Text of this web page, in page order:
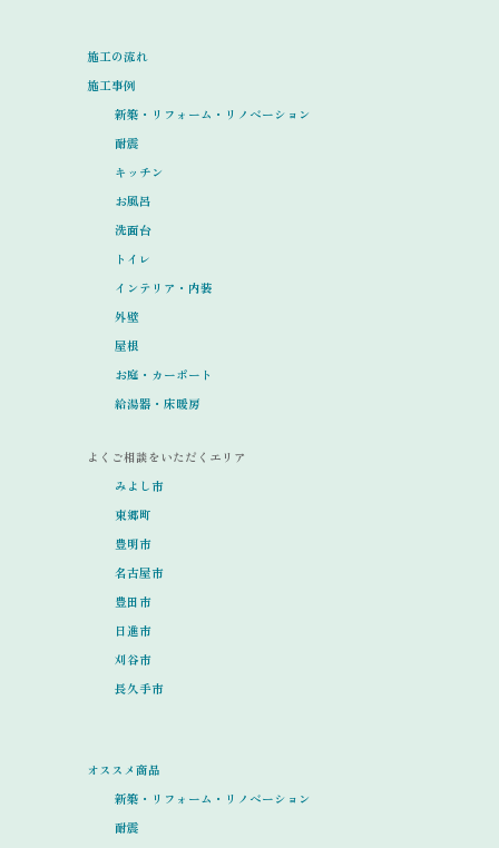
施工の流れ
施工事例
新築・リフォーム・リノベーション
耐震
キッチン
お風呂
洗面台
トイレ
インテリア・内装
外壁
屋根
お庭・カーポート
給湯器・床暖房
よくご相談をいただくエリア
みよし市
東郷町
豊明市
名古屋市
豊田市
日進市
刈谷市
長久手市
オススメ商品
新築・リフォーム・リノベーション
耐震